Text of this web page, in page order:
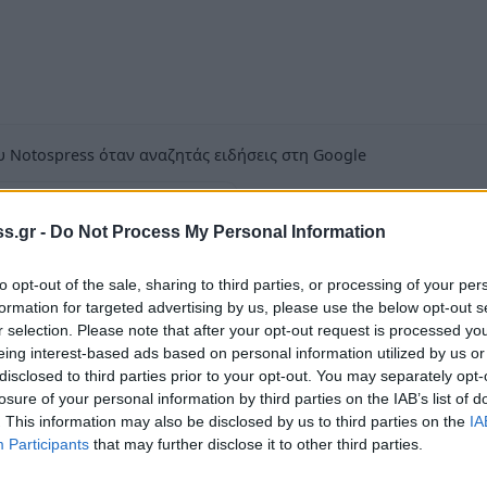
- Do Not Process My Personal Information
opt-out of the sale, sharing to third parties, or processing of your
for targeted advertising by us, please use the below opt-out
selection. Please note that after your opt-out request is processed
interest-based ads based on personal information utilized by us
to third parties prior to your opt-out. You may separately
of your personal information by third parties on the IAB’s list of
This information may also be disclosed by us to third parties on the
Participants that may further disclose it to other third parties.
όταν αναζητάς ειδήσεις στη Google
έχουν κλείσει την τελευταία διετία,
έναντι των ανοιχτών συνεχίζει να
που ήταν τον Αύγουστο του 2011 και
αποτελέσματα έρευνας της ΕΣΕΕ. Στο